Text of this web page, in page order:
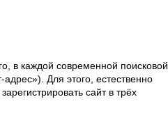
в каждой современной поисковой
Для этого, естественно
сайт в трёх